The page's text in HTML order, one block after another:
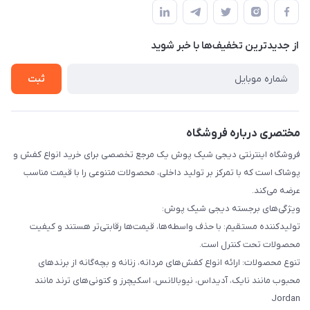
لیست محصولات
درباره ما
حریم خصوصی
راهنما
از جدید‌ترین تخفیف‌ها با‌ خبر شوید
ثبت
مختصری درباره فروشگاه
فروشگاه اینترنتی دیجی شیک پوش یک مرجع تخصصی برای خرید انواع کفش و
پوشاک است که با تمرکز بر تولید داخلی، محصولات متنوعی را با قیمت مناسب
عرضه می‌کند.
ویژگی‌های برجسته دیجی شیک پوش:
تولیدکننده مستقیم: با حذف واسطه‌ها، قیمت‌ها رقابتی‌تر هستند و کیفیت
محصولات تحت کنترل است.
تنوع محصولات: ارائه انواع کفش‌های مردانه، زنانه و بچه‌گانه از برندهای
محبوب مانند نایک، آدیداس، نیوبالانس، اسکیچرز و کتونی‌های ترند مانند
Jordan